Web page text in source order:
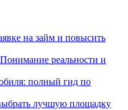
на займ и повысить
реальности и
полный гид по
лучшую площадку